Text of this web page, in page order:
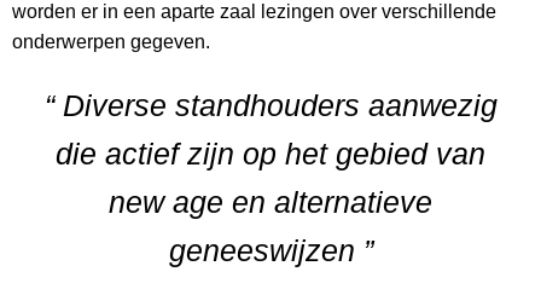
worden er in een aparte zaal lezingen over verschillende
onderwerpen gegeven.
“ Diverse standhouders aanwezig
die actief zijn op het gebied van
new age en alternatieve
geneeswijzen ”